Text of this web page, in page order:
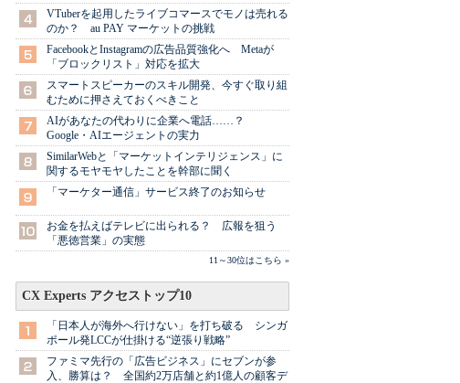
VTuberを起用したライブコマースでモノは売れる
のか？ au PAY マーケットの挑戦
FacebookとInstagramの広告品質強化へ Metaが
「ブロックリスト」対応を拡大
スマートスピーカーのスキル開発、今すぐ取り組
むために押さえておくべきこと
AIがあなたの代わりに企業へ電話……？
Google・AIエージェントの実力
SimilarWebと「マーケットインテリジェンス」に
関するモヤモヤしたことを幹部に聞く
「マーケター通信」サービス終了のお知らせ
お金を払えばテレビに出られる？ 広報を狙う
「悪徳営業」の実態
11～30位はこちら »
CX Experts アクセストップ10
「日本人が海外へ行けない」を打ち破る シンガ
ポール発LCCが仕掛ける“逆張り戦略”
ファミマ先行の「広告ビジネス」にセブンが参
入、勝算は？ 全国約2万店舗と約1億人の顧客デ